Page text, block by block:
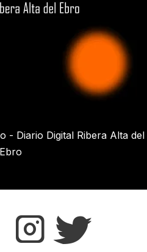
- Diario Digital Ribera Alta del
Ebro
t r